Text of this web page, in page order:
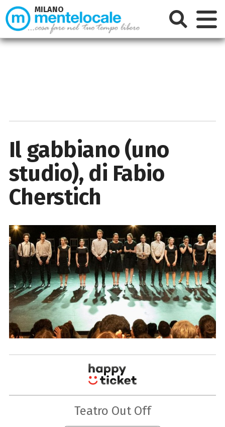
Il gabbiano (uno
studio), di Fabio
Cherstich
Teatro Out Off
MILANO